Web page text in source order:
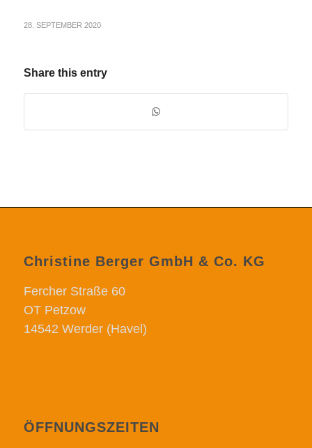
28. SEPTEMBER 2020
Share this entry
Christine Berger GmbH & Co. KG
Fercher Straße 60
OT Petzow
14542 Werder (Havel)
ÖFFNUNGSZEITEN